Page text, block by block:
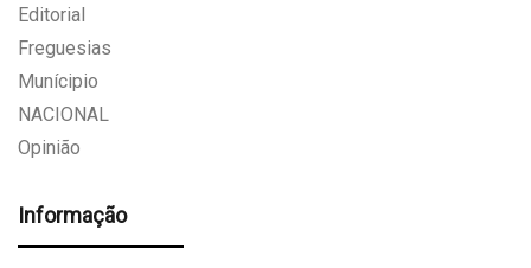
Editorial
Freguesias
Munícipio
NACIONAL
Opinião
Informação